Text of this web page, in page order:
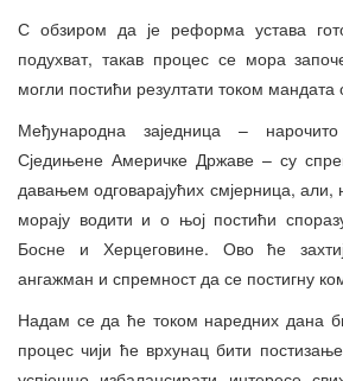
С обзиром да је реформа устава
подухват, такав процес се мора
могли постићи резултати током мандата
Међународна заједница –
Сједињене Америчке Државе – су
давањем одговарајућих смјерница,
морају водити и о њој постићи
Босне и Херцеговине. Ово ће
ангажман и спремност да се постигну
Надам се да ће током наредних дана
процес чији ће врхунац бити